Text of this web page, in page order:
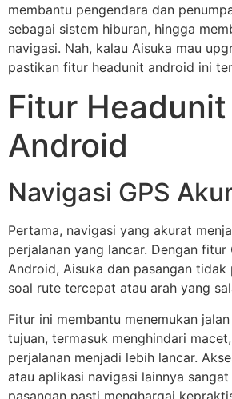
membantu pengendara dan
sebagai sistem hiburan, hingga
navigasi. Nah, kalau Aisuka mau
pastikan fitur headunit android ini
Fitur Headunit
Android
Navigasi GPS
Pertama, navigasi yang akurat
perjalanan yang lancar. Dengan fitur
Android, Aisuka dan pasangan
soal rute tercepat atau arah yang
Fitur ini membantu menemukan
tujuan, termasuk menghindari
perjalanan menjadi lebih lancar.
atau aplikasi navigasi lainnya
pasangan pasti menghargai